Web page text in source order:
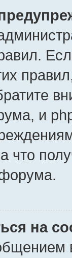
и
что
на